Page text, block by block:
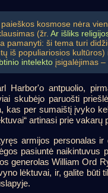
kosmose nėra
(žr. Ar išliks
pamanyti: ši tema turi
iš populiariosios kultūros)
intelektoįsigalėjimas –
Harbor'o antpuolio,
skubėjo paruošti
kas per sumaištį įvyko
artinasi prie vakarų
armijos personalas
pasiuntė naikintuvus
generolas William Ord
lėktuvai, ir, galite būti